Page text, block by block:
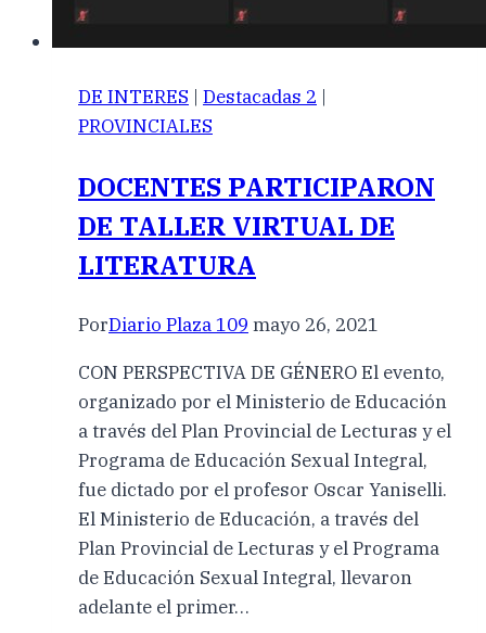
DE INTERES | Destacadas 2 |
PROVINCIALES
DOCENTES PARTICIPARON
DE TALLER VIRTUAL DE
LITERATURA
PorDiario Plaza 109 mayo 26, 2021
CON PERSPECTIVA DE GÉNERO El evento,
organizado por el Ministerio de Educación
a través del Plan Provincial de Lecturas y el
Programa de Educación Sexual Integral,
fue dictado por el profesor Oscar Yaniselli.
El Ministerio de Educación, a través del
Plan Provincial de Lecturas y el Programa
de Educación Sexual Integral, llevaron
adelante el primer…